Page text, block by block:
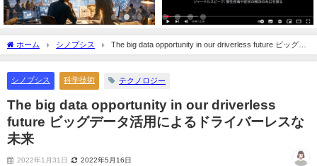
ホーム シノプシス
The big data opportunity in our driverless future ビッグデ
ータ活用によるドライバーレスな未来
シノプシス 科学技術 テクノロジー
The big data opportunity in our driverless
future ビッグデータ活用によるドライバーレスな
未来
2022年1月31日 2022年5月16日